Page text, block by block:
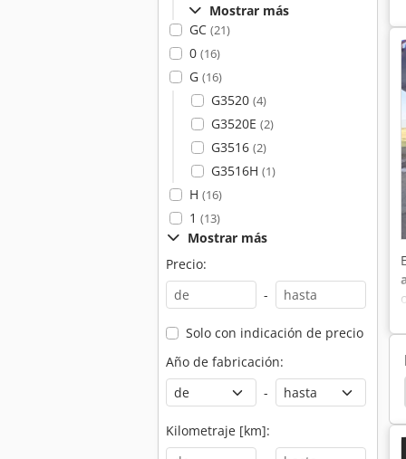
Mostrar más
GC (21)
0 (16)
G (16)
G3520 (4)
G3520E (2)
G3516 (2)
G3516H (1)
H (16)
1 (13)
Mostrar más
Precio:
-
Solo con indicación de precio
Año de fabricación:
-
Kilometraje [km]:
Hyundai Generadores Hyundai Camioneta